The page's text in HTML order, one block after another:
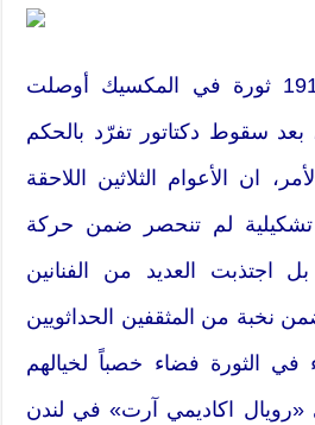
انطلقت في العام 1910 ثورة في المكسيك أوصلت
بعد سقوط دكتاتور تفرّد بالحكم
ان الأعوام الثلاثين اللاحقة
تشكيلية لم تنحصر ضمن حركة
اجتذبت العديد من الفنانين
ضمن نخبة من المثقفين الحداثويين
في الثورة فضاء خصباً لخيالهم
«رويال اكاديمي آرت» في لندن